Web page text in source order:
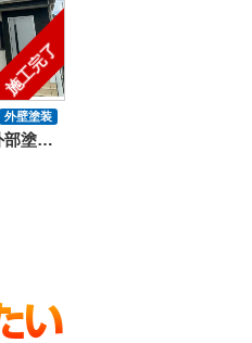
施工完了
【岡山県岡山市】K様邸/外部塗装防水工事
外壁塗装